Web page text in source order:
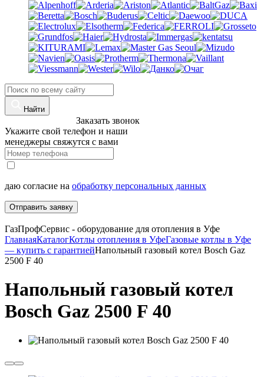
Найти
Заказать звонок
Укажите свой телефон и наши
менеджеры свяжутся с вами
даю согласие на обработку персональных данных
Отправить заявку
ГазПрофСервис - оборудование для отопления в Уфе
ГлавнаяКаталогКотлы отопления в УфеГазовые котлы в Уфе
— купить с гарантиейНапольный газовый котел Bosch Gaz
2500 F 40
Напольный газовый котел
Bosch Gaz 2500 F 40